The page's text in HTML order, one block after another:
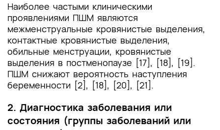
Наиболее частыми клиническими
проявлениями ПШМ являются
межменструальные кровянистые выделения,
контактные кровянистые выделения,
обильные менструации, кровянистые
выделения в постменопаузе [17], [18], [19].
ПШМ снижают вероятность наступления
беременности [2], [18], [20], [21].
2. Диагностика заболевания или
состояния (группы заболеваний или